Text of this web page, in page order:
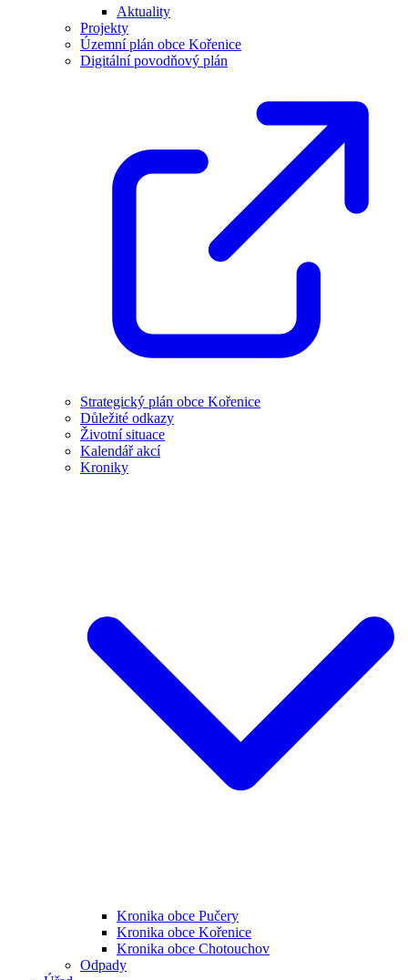
Aktuality
Projekty
Územní plán obce Kořenice
Digitální povodňový plán
Strategický plán obce Kořenice
Důležité odkazy
Životní situace
Kalendář akcí
Kroniky
Kronika obce Pučery
Kronika obce Kořenice
Kronika obce Chotouchov
Odpady